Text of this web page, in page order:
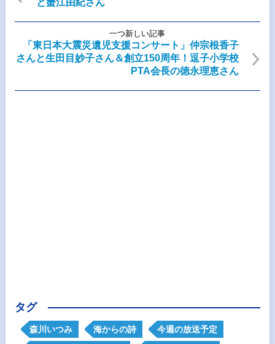
と蟹江由紀さん
一つ新しい記事
「東日本大震災遺児支援コンサート」仲宗根香子
さんと生田目妙子さん＆創立150周年！逗子小学校
PTA会長の徳永理恵さん
タグ
森川いつみ 海からの詩 今週の放送予定